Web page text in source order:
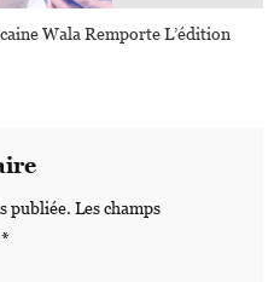
Wala Remporte L’édition
publiée. Les champs
*